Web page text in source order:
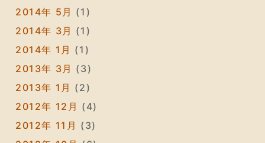
2014年 5月 (1)
2014年 3月 (1)
2014年 1月 (1)
2013年 3月 (3)
2013年 1月 (2)
2012年 12月 (4)
2012年 11月 (3)